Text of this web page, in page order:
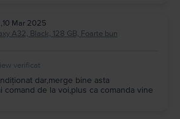
,10 Mar 2025
A32, Black, 128 GB, Foarte bun
verificat
dar,merge bine asta
comand de la voi,plus ca comanda vine